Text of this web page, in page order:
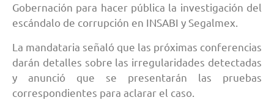
Gobernación para hacer pública la investigación del
escándalo de corrupción en INSABI y Segalmex.
La mandataria señaló que las próximas conferencias
darán detalles sobre las irregularidades detectadas
y anunció que se presentarán las pruebas
correspondientes para aclarar el caso.